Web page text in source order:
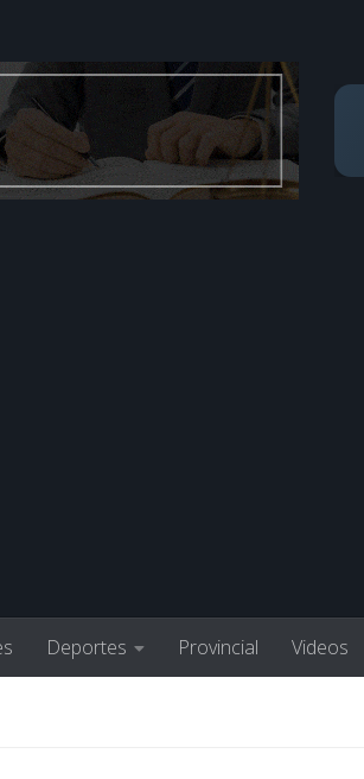
Deportes Provincial Videos